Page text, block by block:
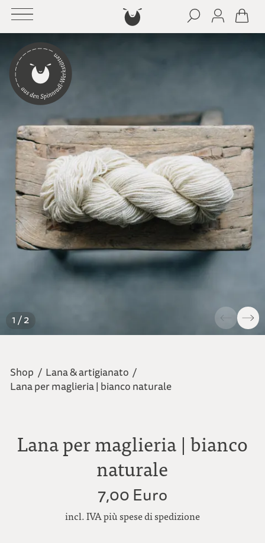
1 / 2
Shop / Lana & artigianato /
Lana per maglieria | bianco naturale
Lana per maglieria | bianco
naturale
7,00 Euro
incl. IVA più spese di spedizione